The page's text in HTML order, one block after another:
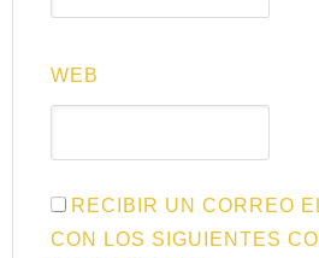
WEB
RECIBIR UN CORREO
CON LOS SIGUIENTES